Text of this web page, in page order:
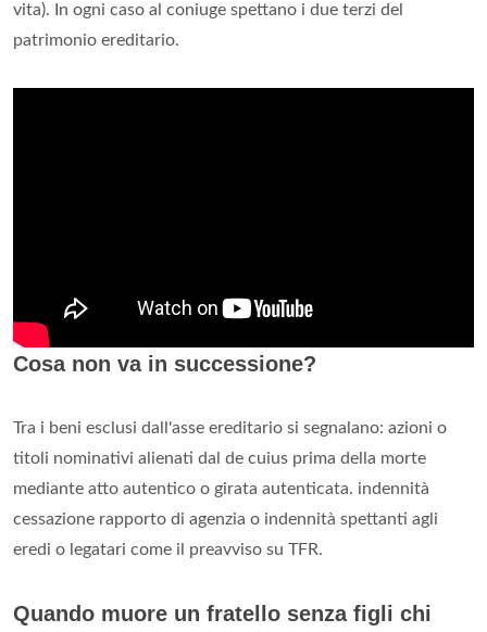
vita). In ogni caso al coniuge spettano i due terzi del
patrimonio ereditario.
Cosa non va in successione?
Tra i beni esclusi dall'asse ereditario si segnalano: azioni o
titoli nominativi alienati dal de cuius prima della morte
mediante atto autentico o girata autenticata. indennità
cessazione rapporto di agenzia o indennità spettanti agli
eredi o legatari come il preavviso su TFR.
Quando muore un fratello senza figli chi